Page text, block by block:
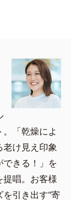
「乾燥によ
老け見え印象
きる！」を
提唱。お客様
引き出す“寄